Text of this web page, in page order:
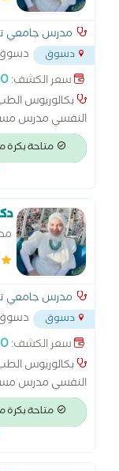
مدرس
دسوق
مدرسة...
سعر الكشف:
بكالوريوس
النفسي مدرس
اخصائي لالتهاب
العضلات -
اللاارادية -
متاحة بكرة من 5:30
مدرس
دسوق
مدرسة...
سعر الكشف:
بكالوريوس
النفسي مدرس
اخصائي لالتهاب
العضلات -
اللاارادية -
متاحة بكرة من 5:30